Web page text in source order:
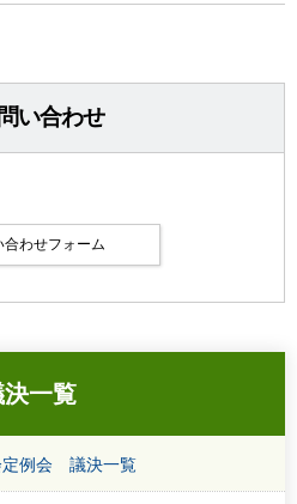
い合わせ
一覧
定例会 議決一覧